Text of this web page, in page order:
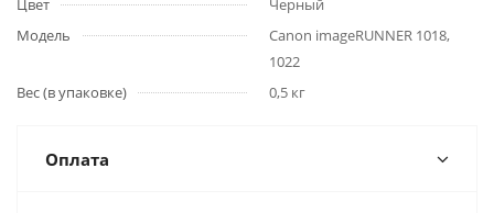
Цвет
Черный
Модель
Canon imageRUNNER 1018,
1022
Вес (в упаковке)
0,5 кг
Оплата